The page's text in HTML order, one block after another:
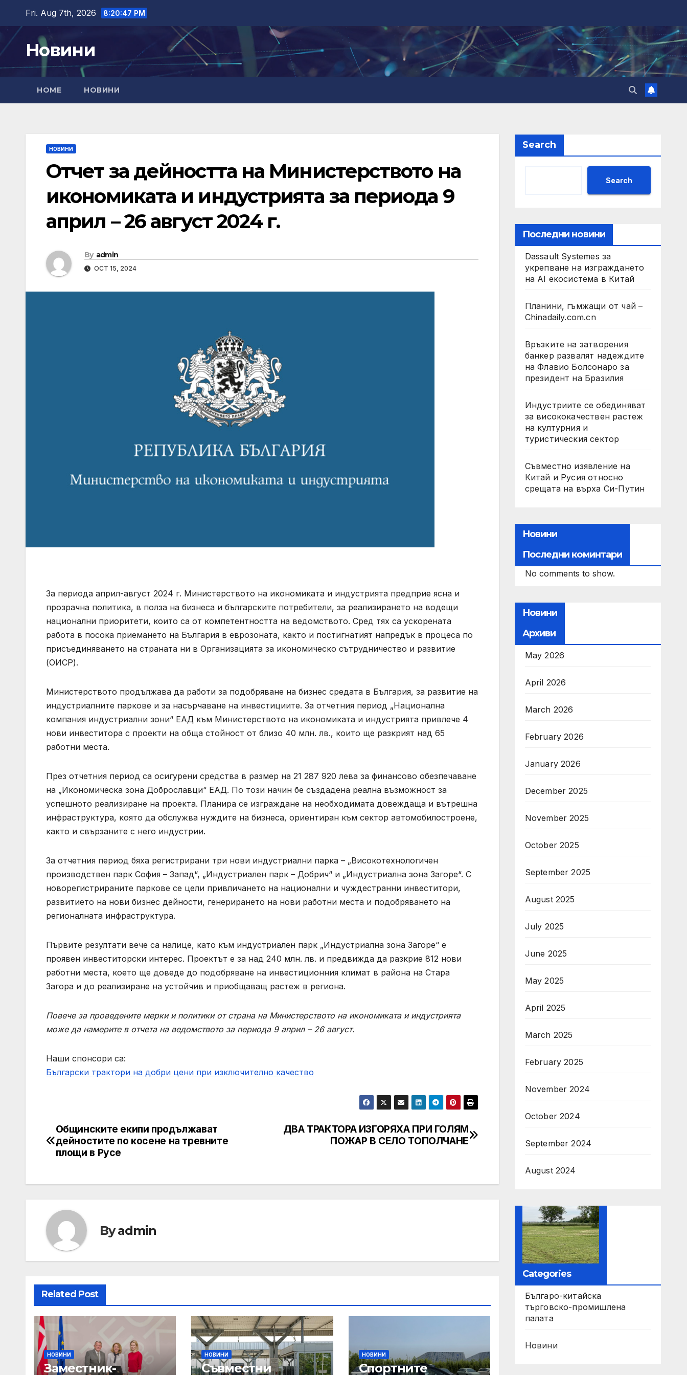
content
Fri. Aug 7th, 2026 8:20:48 PM
Новини
HOME НОВИНИ
НОВИНИ
Отчет за дейността на Министерството на
икономиката и индустрията за периода 9
април – 26 август 2024 г.
By admin
OCT 15, 2024
За периода април-август 2024 г. Министерството на икономиката и индустрията предприе ясна и
прозрачна политика, в полза на бизнеса и българските потребители, за реализирането на водещи
национални приоритети, които са от компетентността на ведомството. Сред тях са ускорената
работа в посока приемането на България в еврозоната, както и постигнатият напредък в процеса по
присъединяването на страната ни в Организацията за икономическо сътрудничество и развитие
(ОИСР).
Министерството продължава да работи за подобряване на бизнес средата в България, за развитие на
индустриалните паркове и за насърчаване на инвестициите. За отчетния период „Национална
компания индустриални зони“ ЕАД към Министерството на икономиката и индустрията привлече 4
нови инвеститора с проекти на обща стойност от близо 40 млн. лв., които ще разкрият над 65
работни места.
През отчетния период са осигурени средства в размер на 21 287 920 лева за финансово обезпечаване
на „Икономическа зона Доброславци“ ЕАД. По този начин бе създадена реална възможност за
успешното реализиране на проекта. Планира се изграждане на необходимата довеждаща и вътрешна
инфраструктура, която да обслужва нуждите на бизнеса, ориентиран към сектор автомобилостроене,
както и свързаните с него индустрии.
За отчетния период бяха регистрирани три нови индустриални парка – „Високотехнологичен
производствен парк София – Запад“, „Индустриален парк – Добрич“ и „Индустриална зона Загоре“. С
новорегистрираните паркове се цели привличането на национални и чуждестранни инвеститори,
развитието на нови бизнес дейности, генерирането на нови работни места и подобряването на
регионалната инфраструктура.
Първите резултати вече са налице, като към индустриален парк „Индустриална зона Загоре“ е
проявен инвеститорски интерес. Проектът е за над 240 млн. лв. и предвижда да разкрие 812 нови
работни места, което ще доведе до подобряване на инвестиционния климат в района на Стара
Загора и до реализиране на устойчив и приобщаващ растеж в региона.
Повече за проведените мерки и политики от страна на Министерството на икономиката и индустрията
може да намерите в отчета на ведомството за периода 9 април – 26 август.
Наши спонсори са:
Български трактори на добри цени при изключително качество
Post
navigation
ДВА ТРАКТОРА ИЗГОРЯХА ПРИ ГОЛЯМ
ПОЖАР В СЕЛО ТОПОЛЧАНЕ
Общинските екипи продължават
дейностите по косене на тревните
площи в Русе
Byadmin
Related Post
НОВИНИ
Заместник-
НОВИНИ
Съвместни
НОВИНИ
Спортните
Search
Search
Последни новини
Dassault Systemes за
укрепване на изграждането
на AI екосистема в Китай
Планини, гъмжащи от чай –
Chinadaily.com.cn
Връзките на затворения
банкер развалят надеждите
на Флавио Болсонаро за
президент на Бразилия
Индустриите се обединяват
за висококачествен растеж
на културния и
туристическия сектор
Съвместно изявление на
Китай и Русия относно
срещата на върха Си-Путин
Новини
Последни коминтари
No comments to show.
Новини
Архиви
May 2026
April 2026
March 2026
February 2026
January 2026
December 2025
November 2025
October 2025
September 2025
August 2025
July 2025
June 2025
May 2025
April 2025
March 2025
February 2025
November 2024
October 2024
September 2024
August 2024
Categories
Българо-китайска
търговско-промишлена
палата
Новини